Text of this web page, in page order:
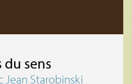
du sens
Jean Starobinski